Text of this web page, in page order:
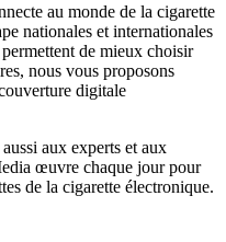
au monde de la cigarette
nationales et internationales
de mieux choisir
nous vous proposons
digitale
aux experts et aux
œuvre chaque jour pour
de la cigarette électronique.